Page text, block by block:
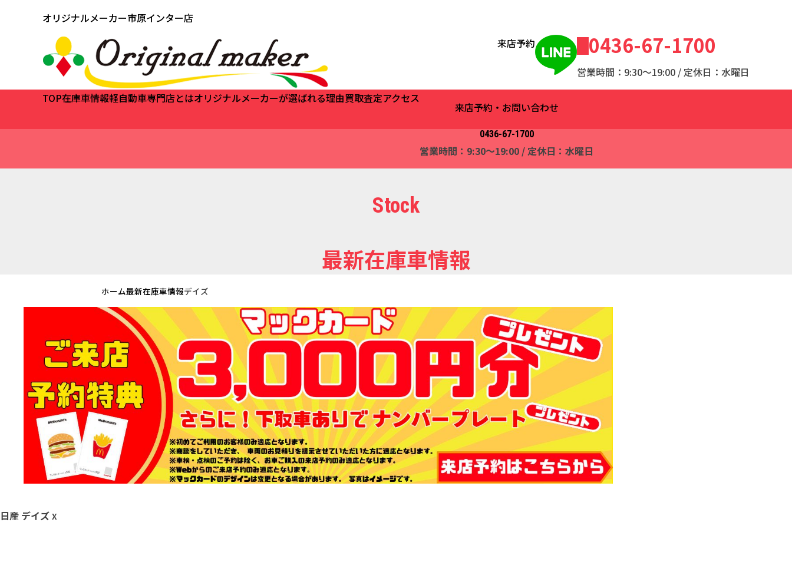
オリジナルメーカー市原インター店
来店予約
0436-67-1700
営業時間：9:30～19:00 / 定休日：水曜日
TOP在庫車情報軽自動車専門店とはオリジナルメーカーが選ばれる理由買取査定アクセス
来店予約・お問い合わせ
0436-67-1700
営業時間：9:30～19:00 / 定休日：水曜日
最新在庫車情報
Stock
ホーム最新在庫車情報デイズ
日産 デイズ X